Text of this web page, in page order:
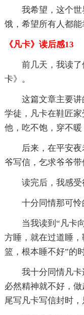
我希望，这个
饿，希望所有人都能
《凡卡》读后感13
前几天，我读
卡》。
这篇文章主要
学徒，凡卡在鞋匠
他，吃不饱，穿不暖
后来，在平安
爷写信，乞求爷爷带
读完后，我感受
十分同情那可怜
当我读到“凡卡
方睡，就在过道睡
篮，根本睡不好”的时
我十分同情凡
必然精神就不好，
尾写凡卡写信封时，